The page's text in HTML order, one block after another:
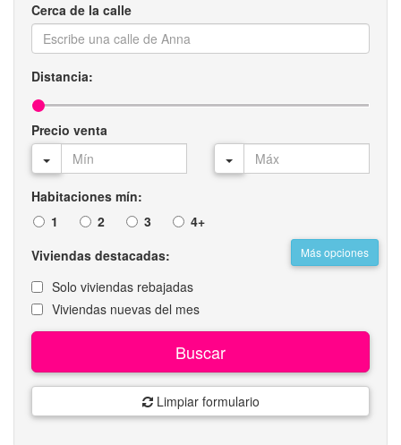
Cerca de la calle
Distancia:
Precio venta
Habitaciones mín:
1
2 3 4+
Más opciones
Viviendas destacadas:
Solo viviendas rebajadas
Viviendas nuevas del mes
Buscar
Limpiar formulario